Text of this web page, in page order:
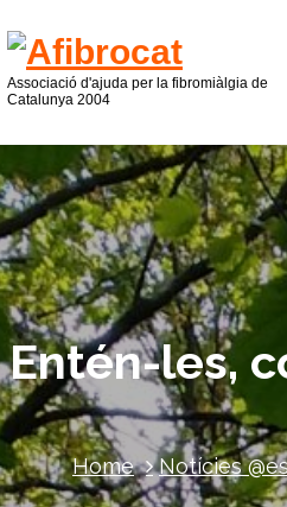
Associació d'ajuda per la fibromiàlgia de
Catalunya 2004
Entén-les,
Home Notícies